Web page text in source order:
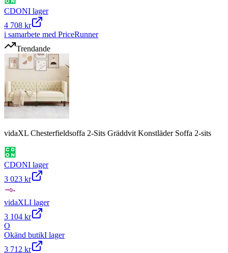
CDONI lager
4 708 kr
i samarbete med PriceRunner
Trendande
vidaXL Chesterfieldsoffa 2-Sits Gräddvit Konstläder Soffa 2-sits
CDONI lager
3 023 kr
vidaXLI lager
3 104 kr
O
Okänd butikI lager
3 712 kr